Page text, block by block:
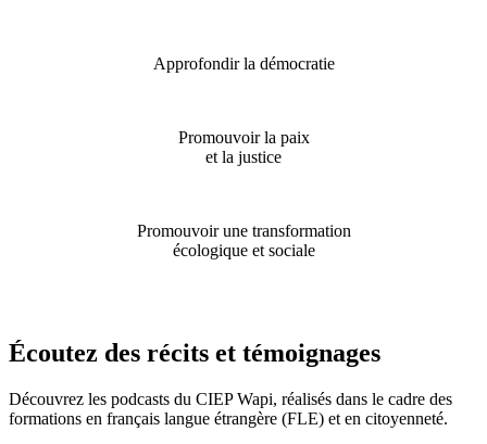
Approfondir la démocratie
Promouvoir la paix
et la justice
Promouvoir une transformation
écologique et sociale
Écoutez des récits et témoignages
Découvrez les podcasts du CIEP Wapi, réalisés dans le cadre des
formations en français langue étrangère (FLE) et en citoyenneté.